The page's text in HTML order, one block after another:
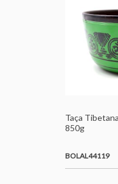
Taça
850g
BOLAL44119